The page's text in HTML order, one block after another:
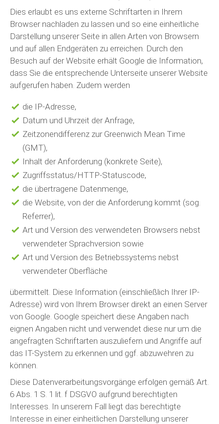
Dies erlaubt es uns externe Schriftarten in Ihrem
Browser nachladen zu lassen und so eine einheitliche
Darstellung unserer Seite in allen Arten von Browsern
und auf allen Endgeräten zu erreichen. Durch den
Besuch auf der Website erhält Google die Information,
dass Sie die entsprechende Unterseite unserer Website
aufgerufen haben. Zudem werden
die IP-Adresse,
Datum und Uhrzeit der Anfrage,
Zeitzonendifferenz zur Greenwich Mean Time
(GMT),
Inhalt der Anforderung (konkrete Seite),
Zugriffsstatus/HTTP-Statuscode,
die übertragene Datenmenge,
die Website, von der die Anforderung kommt (sog.
Referrer),
Art und Version des verwendeten Browsers nebst
verwendeter Sprachversion sowie
Art und Version des Betriebssystems nebst
verwendeter Oberfläche
übermittelt. Diese Information (einschließlich Ihrer IP-
Adresse) wird von Ihrem Browser direkt an einen Server
von Google. Google speichert diese Angaben nach
eignen Angaben nicht und verwendet diese nur um die
angefragten Schriftarten auszuliefern und Angriffe auf
das IT-System zu erkennen und ggf. abzuwehren zu
können.
Diese Datenverarbeitungsvorgänge erfolgen gemäß Art.
6 Abs. 1 S. 1 lit. f DSGVO aufgrund berechtigten
Interesses. In unserem Fall liegt das berechtigte
Interesse in einer einheitlichen Darstellung unserer